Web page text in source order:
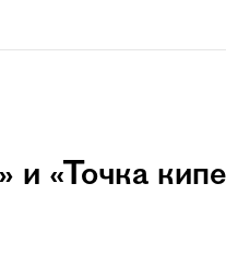
и «Точка